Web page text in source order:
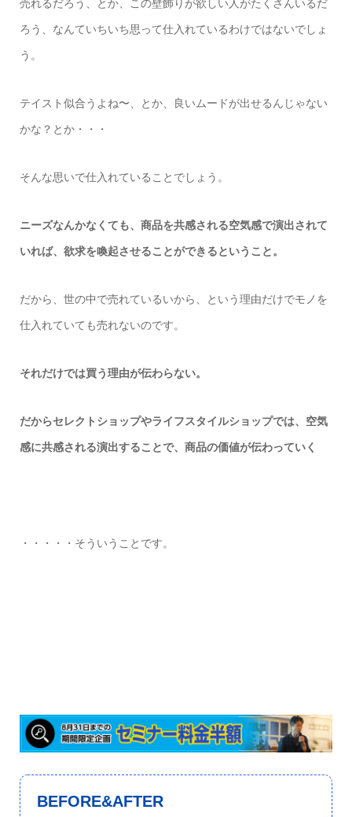
売れるだろう、とか、この壁飾りが欲しい人がたくさんいるだ
ろう、なんていちいち思って仕入れているわけではないでしょ
う。
テイスト似合うよね〜、とか、良いムードが出せるんじゃない
かな？とか・・・
そんな思いで仕入れていることでしょう。
ニーズなんかなくても、商品を共感される空気感で演出されて
いれば、欲求を喚起させることができるということ。
だから、世の中で売れているいから、という理由だけでモノを
仕入れていても売れないのです。
それだけでは買う理由が伝わらない。
だからセレクトショップやライフスタイルショップでは、空気
感に共感される演出することで、商品の価値が伝わっていく
・・・・・そういうことです。
BEFORE&AFTER